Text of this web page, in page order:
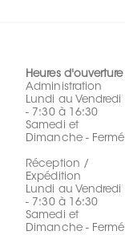
Heures d'ouverture
Administration
Lundi au Vendredi
- 7:30 à 16:30
Samedi et
Dimanche - Fermé
Réception /
Expédition
Lundi au Vendredi
- 7:30 à 16:30
Samedi et
Dimanche - Fermé